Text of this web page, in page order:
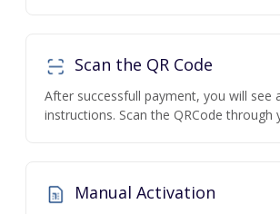
Scan the QR Code
After successfull payment, you will see
instructions. Scan the QRCode through
Manual Activation